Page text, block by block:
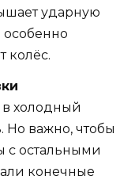
ударную
особенно
колёс.
холодный
Но важно, чтобы
с остальными
конечные